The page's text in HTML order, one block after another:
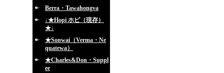
Berra・Tawahongva
↓★Hopi ホピ（現存）
★↓
★Sonwai（Verma・Ne
quatewa）
★Charles&Don・Suppl
ee